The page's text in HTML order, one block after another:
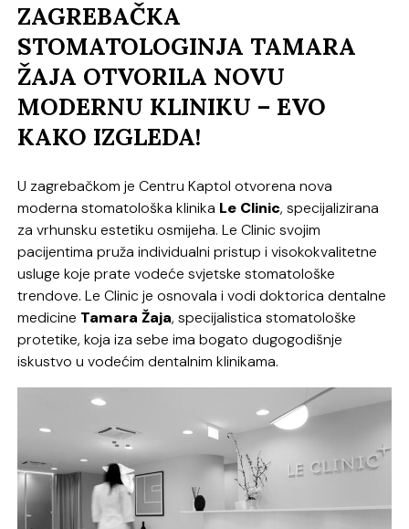
ZAGREBAČKA
STOMATOLOGINJA TAMARA
ŽAJA OTVORILA NOVU
MODERNU KLINIKU – EVO
KAKO IZGLEDA!
U zagrebačkom je Centru Kaptol otvorena nova
moderna stomatološka klinika Le Clinic, specijalizirana
za vrhunsku estetiku osmijeha. Le Clinic svojim
pacijentima pruža individualni pristup i visokokvalitetne
usluge koje prate vodeće svjetske stomatološke
trendove. Le Clinic je osnovala i vodi doktorica dentalne
medicine Tamara Žaja, specijalistica stomatološke
protetike, koja iza sebe ima bogato dugogodišnje
iskustvo u vodećim dentalnim klinikama.